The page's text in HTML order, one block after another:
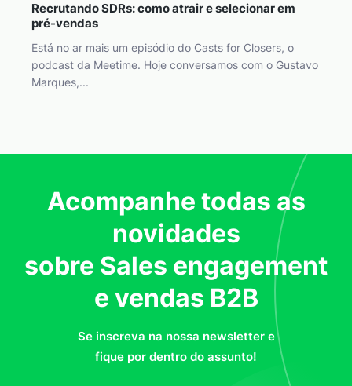
Recrutando SDRs: como atrair e selecionar em
pré-vendas
Está no ar mais um episódio do Casts for Closers, o
podcast da Meetime. Hoje conversamos com o Gustavo
Marques,...
Acompanhe todas as
novidades
sobre Sales engagement
e vendas B2B
Se inscreva na nossa newsletter e
fique por dentro do assunto!